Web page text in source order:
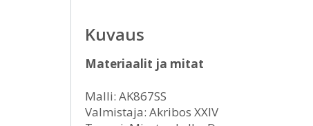
Kuvaus
Materiaalit ja mitat
Malli: AK867SS
Valmistaja: Akribos XXIV